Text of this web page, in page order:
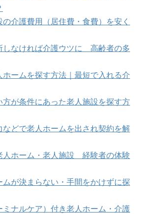
介護費用（居住費・食費）を安く
しなければ介護ウツに 高齢者の多
ホームを探す方法｜最短で入れる介
が条件にあった老人施設を探す方
どで老人ホームを出され契約を解
人ホーム・老人施設 経験者の体験
ムが決まらない・手間をかけずに探
ナルケア）付き老人ホーム・介護